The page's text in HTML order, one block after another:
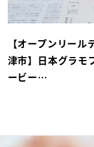
【オープンリー
津市】日本グラモ
ービー…